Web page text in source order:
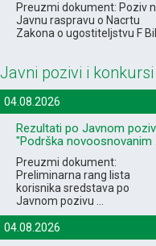
Preuzmi dokument: Poziv
Javnu raspravu o Nacrtu
Zakona o ugostiteljstvu F
Javni pozivi i konkursi
04.08.2026
Rezultati po Javnom
"Podrška novoosnovanim
Preuzmi dokument:
Preliminarna rang lista
korisnika sredstava po
Javnom pozivu ...
04.08.2026